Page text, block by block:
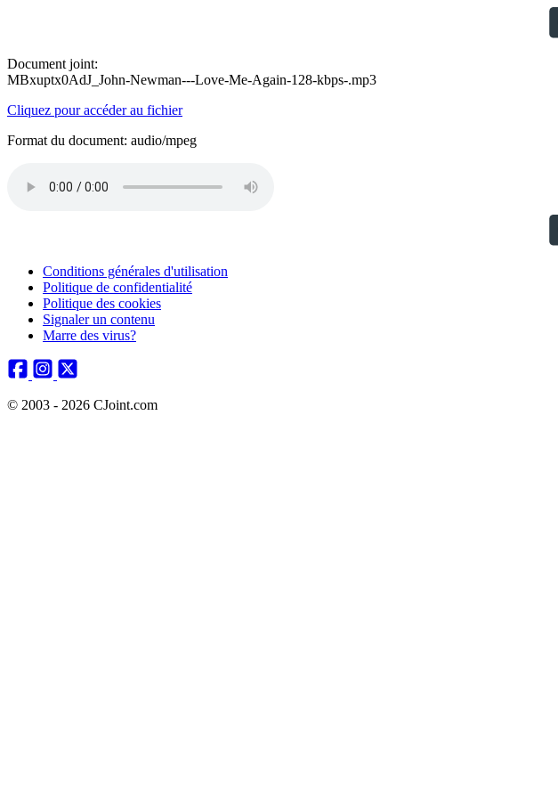
Document joint:
MBxuptx0AdJ_John-Newman---Love-Me-Again-128-kbps-.mp3
Cliquez pour accéder au fichier
Format du document: audio/mpeg
Conditions générales d'utilisation
Politique de confidentialité
Politique des cookies
Signaler un contenu
Marre des virus?
© 2003 - 2026 CJoint.com